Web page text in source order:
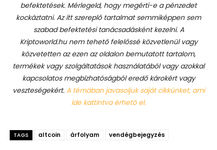
befektetések. Mérlegeld, hogy megérti-e a pénzedet
kockáztatni. Az itt szereplő tartalmat semmiképpen sem
szabad befektetési tanácsadásként kezelni. A
Kriptoworld.hu nem tehető felelőssé közvetlenül vagy
közvetetten az ezen az oldalon bemutatott tartalom,
termékek vagy szolgáltatások használatából vagy azokkal
kapcsolatos megbízhatóságból eredő károkért vagy
veszteségekért. A témában javasoljuk saját cikkünket, ami
ide kattintva érhető el.
TAGS altcoin árfolyam vendégbejegyzés